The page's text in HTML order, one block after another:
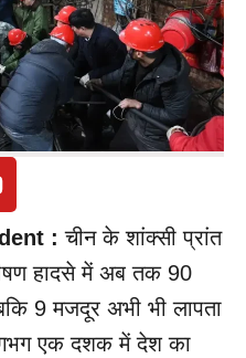
:चीन के शांक्सी प्रांत
हादसे में अब तक 90
9 मजदूर अभी भी लापता
एक दशक में देश का